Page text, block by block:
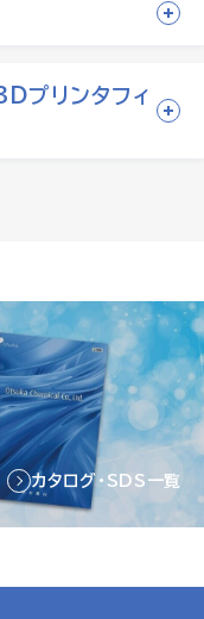
プリンタフィ
カタログ・SDS一覧